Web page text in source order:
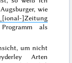
wie
]Zeitung
als
um nicht
Arten